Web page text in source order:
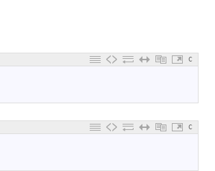
C
C